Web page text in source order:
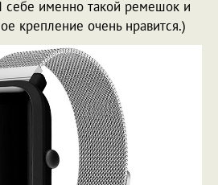
себе именно такой ремешок и
крепление очень нравится.)